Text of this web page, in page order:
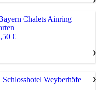
Chalets Ainring
€
Schlosshotel Weyberhöfe
❯
❯